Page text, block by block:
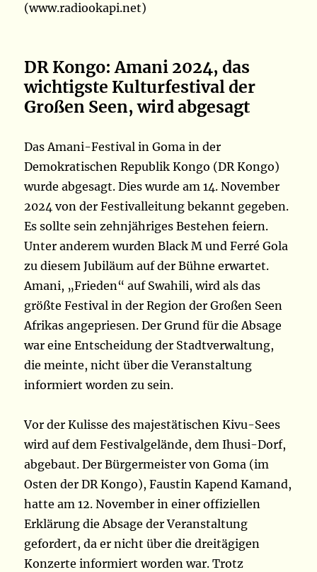
(www.radiookapi.net)
DR Kongo: Amani 2024, das
wichtigste Kulturfestival der
Großen Seen, wird abgesagt
Das Amani-Festival in Goma in der
Demokratischen Republik Kongo (DR Kongo)
wurde abgesagt. Dies wurde am 14. November
2024 von der Festivalleitung bekannt gegeben.
Es sollte sein zehnjähriges Bestehen feiern.
Unter anderem wurden Black M und Ferré Gola
zu diesem Jubiläum auf der Bühne erwartet.
Amani, „Frieden“ auf Swahili, wird als das
größte Festival in der Region der Großen Seen
Afrikas angepriesen. Der Grund für die Absage
war eine Entscheidung der Stadtverwaltung,
die meinte, nicht über die Veranstaltung
informiert worden zu sein.
Vor der Kulisse des majestätischen Kivu-Sees
wird auf dem Festivalgelände, dem Ihusi-Dorf,
abgebaut. Der Bürgermeister von Goma (im
Osten der DR Kongo), Faustin Kapend Kamand,
hatte am 12. November in einer offiziellen
Erklärung die Absage der Veranstaltung
gefordert, da er nicht über die dreitägigen
Konzerte informiert worden war. Trotz